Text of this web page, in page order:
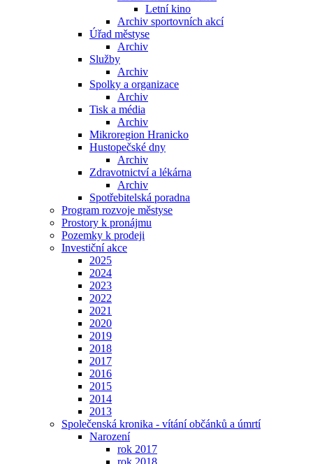
Letní kino
Archiv sportovních akcí
Úřad městyse
Archiv
Služby
Archiv
Spolky a organizace
Archiv
Tisk a média
Archiv
Mikroregion Hranicko
Hustopečské dny
Archiv
Zdravotnictví a lékárna
Archiv
Spotřebitelská poradna
Program rozvoje městyse
Prostory k pronájmu
Pozemky k prodeji
Investiční akce
2025
2024
2023
2022
2021
2020
2019
2018
2017
2016
2015
2014
2013
Společenská kronika - vítání občánků a úmrtí
Narození
rok 2017
rok 2018